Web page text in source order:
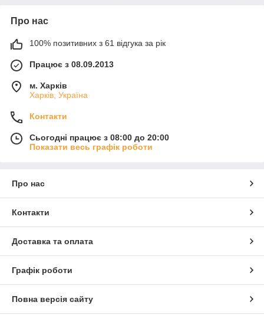
Про нас
100% позитивних з 61 відгука за рік
Працює з 08.09.2013
м. Харків
Харків, Україна
Контакти
Сьогодні працює з 08:00 до 20:00
Показати весь графік роботи
Про нас
Контакти
Доставка та оплата
Графік роботи
Повна версія сайту